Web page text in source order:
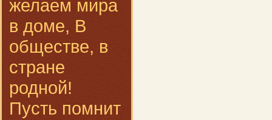
желаем мира
в доме, В
обществе, в
стране
родной!
Пусть помнит